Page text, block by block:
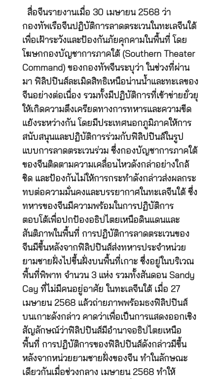
สื่อจีนรายงานเมื่อ 30 เมษายน 2568 ว่า
กองทัพเรือจีนปฏิบัติการลาดตระเวนในทะเลจีนใต้
เพื่อเฝ้าระวังและป้องกันภัยคุกคามในพื้นที่ โดย
โฆษกกองบัญชาการภาคใต้ (Southern Theater
Command) ของกองทัพจีนระบุว่า ในช่วงที่ผ่าน
มา ฟิลิปปินส์ละเมิดสิทธิเหนือน่านน้ำและทะเลของ
จีนอย่างต่อเนื่อง รวมทั้งมีปฏิบัติการที่เข้าข่ายยั่วยุ
ให้เกิดความตึงเครียดทางการทหารและความขีด
แย้งระหว่างกัน โดยมีประเทศนอกภูมิภาคให้การ
สนับสนุนและปฏิบัติการร่วมกับฟิลิปปินส์ในรูป
แบบการลาดตระเวนร่วม ซึ่งกองบัญชาการภาคใต้
ของจีนติดตามความเคลื่อนไหวดังกล่าอย่างใกล้
ชิด และป้องกันไม่ให้การกระทำดังกล่าวส่งผลกระ
ทบต่อความมั่นคงและบรรยากาศในทะเลจีนใต้ ซึ่ง
ทหารของจีนมีความพร้อมในการปฏิบัติการ
ตอบโต้เพื่อปกป้องอธิปไตยเหนือดินแดนและ
สันติภาพในพื้นที่ การปฏิบัติการลาดตระเวนของ
จีนมีขึ้นหลังจากฟิลิปปินส์ส่งทหารประจำหน่วย
ยามชายฝั่งไปขึ้นฝั่งบนพื้นที่เกาะ ซึ่งอยู่ในบริเวณ
พื้นที่พิพาท จำนวน 3 แห่ง รวมทั้งสันดอน Sandy
Cay ที่ไม่มีคนอยู่อาศัย ในทะเลจีนใต้ เมื่อ 27
เมษายน 2568 แล้วถ่ายภาพพร้อมธงฟิลิปปินส์
บนเกาะดังกล่าว คาดว่าเพื่อเป็นการแสดงออกเชิง
สัญลักษณ์ว่าฟิลิปปินส์มีอำนาจอธิปไตยเหนือ
พื้นที่ การปฏิบัติการของฟิลิปปินส์ดังกล่าวมีขึ้น
หลังจากหน่วยยามชายฝั่งของจีน ทำในลักษณะ
เดียวกันเมื่อช่วงกลาง เมษายน 2568 ทำให้